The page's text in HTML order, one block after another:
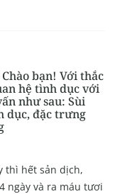
bạn! Với thắc
hệ tình dục với
như sau: Sùi
dục, đặc trưng
thì hết sản dịch,
ngày và ra máu tươi